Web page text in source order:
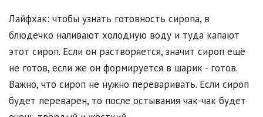
Лайфхак: чтобы узнать готовность сиропа, в
блюдечко наливают холодную воду и туда капают
этот сироп. Если он растворяется, значит сироп ещё
не готов, если же он формируется в шарик - готов.
Важно, что сироп не нужно переваривать. Если сироп
будет переварен, то после остывания чак-чак будет